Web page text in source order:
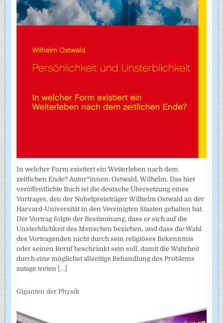
In welcher Form existiert ein Weiterleben nach dem
zeitlichen Ende? Autor*innen: Ostwald, Wilhelm. Das hier
veröffentlichte Buch ist die deutsche Übersetzung eines
Vortrages, den der Nobelpreisträger Wilhelm Ostwald an der
Harvard-Universität in den Vereinigten Staaten gehalten hat.
Der Vortrag folgte der Bestimmung, dass er sich auf die
Unsterblichkeit des Menschen beziehen, und dass die Wahl
des Vortragenden nicht durch sein religiöses Bekenntnis
oder seinen Beruf beschränkt sein soll, damit die Wahrheit
durch eine möglichst allseitige Behandlung des Problems
zutage treten [...]
Giganten der Physik